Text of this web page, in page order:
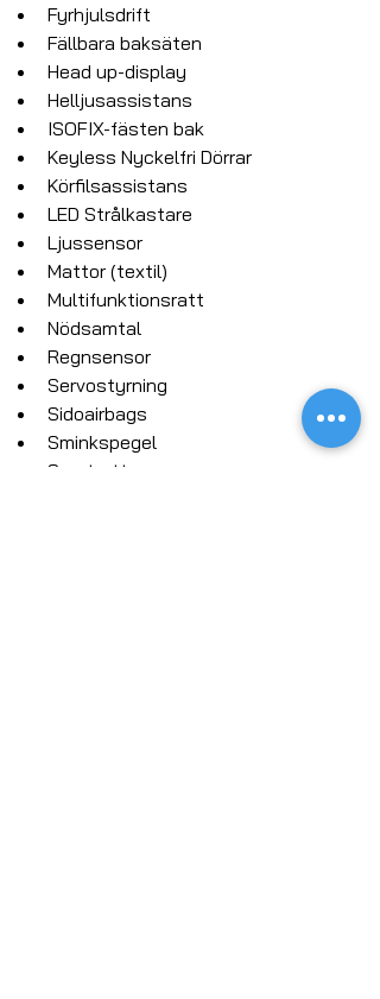
Fyrhjulsdrift
Fällbara baksäten
Head up-display
Helljusassistans
ISOFIX-fästen bak
Keyless Nyckelfri Dörrar
Körfilsassistans
LED Strålkastare
Ljussensor
Mattor (textil)
Multifunktionsratt
Nödsamtal
Regnsensor
Servostyrning
Sidoairbags
Sminkspegel
Sportratt